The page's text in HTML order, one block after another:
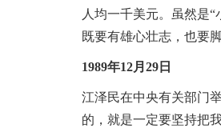
人均一千美元。 虽然是
既要有雄心壮志，也要
1989年12月29日
江泽民在中央有关部门
的，就是一定要坚持把